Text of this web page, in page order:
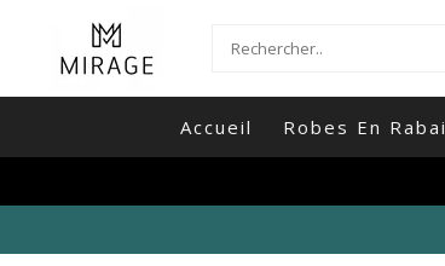
Accueil Robes En